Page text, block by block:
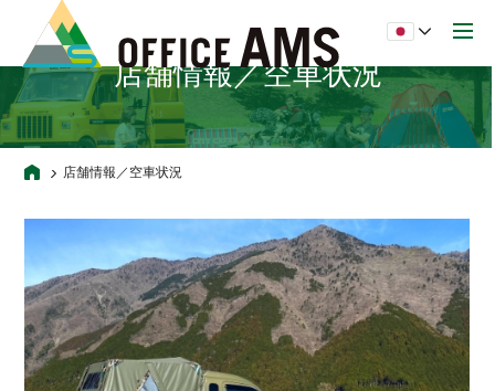
店舗情報／空車状況
店舗情報／空車状況